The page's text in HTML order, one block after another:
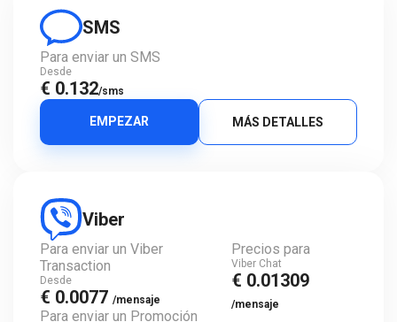
SMS
Para enviar un SMS
Desde
€ 0.132/sms
EMPEZAR MÁS DETALLES
Viber
Para enviar un Viber
Transaction
Desde
€ 0.0077 /mensaje
Para enviar un Promoción
Precios para
Viber Chat
€ 0.01309
/mensaje